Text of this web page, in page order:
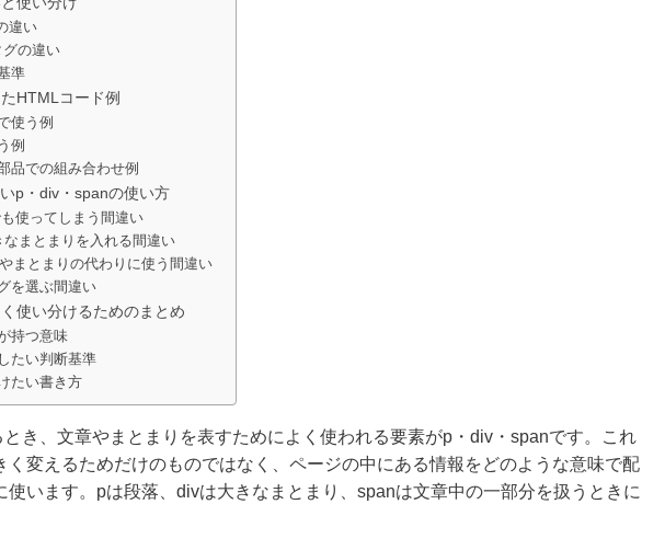
違い
の違い
準
HTMLコード例
使う例
例
品での組み合わせ例
p・div・spanの使い方
使ってしまう間違い
まとまりを入れる間違い
まとまりの代わりに使う間違い
を選ぶ間違い
使い分けるためのまとめ
持つ意味
たい判断基準
たい書き方
き、文章やまとまりを表すためによく使われる要素がp・div・spanです。これ
く変えるためだけのものではなく、ページの中にある情報をどのような意味で配
使います。pは段落、divは大きなまとまり、spanは文章中の一部分を扱うときに